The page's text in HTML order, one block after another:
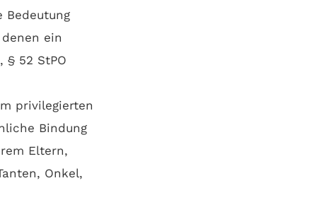
Bedeutung
ein
§ 52 StPO
privilegierten
Bindung
Eltern,
Onkel,